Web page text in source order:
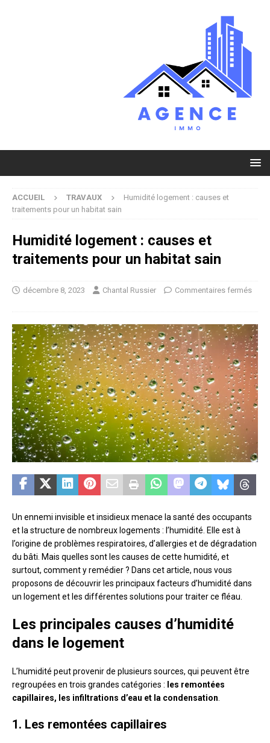
ACCUEIL TRAVAUX
Humidité logement : causes et
traitements pour un habitat sain
Humidité logement : causes et
traitements pour un habitat sain
décembre 8, 2023 Chantal Russier Commentaires fermés
Un ennemi invisible et insidieux menace la santé des occupants
et la structure de nombreux logements : l’humidité. Elle est à
l’origine de problèmes respiratoires, d’allergies et de dégradation
du bâti. Mais quelles sont les causes de cette humidité, et
surtout, comment y remédier ? Dans cet article, nous vous
proposons de découvrir les principaux facteurs d’humidité dans
un logement et les différentes solutions pour traiter ce fléau.
Les principales causes d’humidité
dans le logement
L’humidité peut provenir de plusieurs sources, qui peuvent être
regroupées en trois grandes catégories : les remontées
capillaires, les infiltrations d’eau et la condensation
1. Les remontées capillaires